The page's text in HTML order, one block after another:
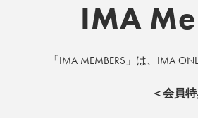
IMA
「IMA MEMBERS」は、IMA
＜会員